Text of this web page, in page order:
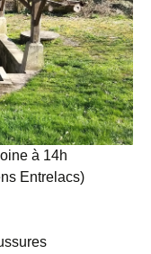
à 14h
Entrelacs)